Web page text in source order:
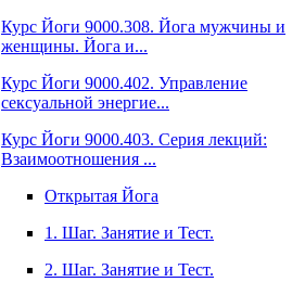
Курс Йоги 9000.308. Йога мужчины и
женщины. Йога и...
Курс Йоги 9000.402. Управление
сексуальной энергие...
Курс Йоги 9000.403. Серия лекций:
Взаимоотношения ...
Открытая Йога
1. Шаг. Занятие и Тест.
2. Шаг. Занятие и Тест.